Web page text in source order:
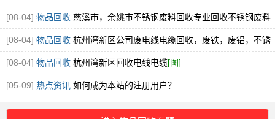
[08-04] 物品回收 慈溪市，余姚市不锈钢废料回收专业回收不锈钢废料
304.316厂家直接收购[图]
[08-04] 物品回收 杭州湾新区公司废电线电缆回收，废铁，废铝，不锈
钢回收[图]
[08-04] 物品回收 杭州湾新区回收电线电缆[图]
[05-09] 热点资讯 如何成为本站的注册用户？